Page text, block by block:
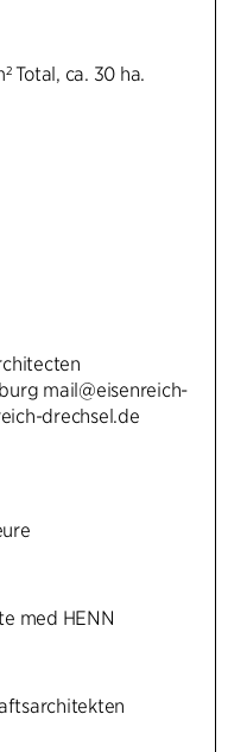
Total, ca. 30 ha.
mail@eisenreich-
drechsel.de
med HENN